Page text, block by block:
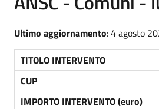
Ultimo aggiornamento: 4 agosto
TITOLO INTERVENTO
CUP
IMPORTO INTERVENTO (euro)